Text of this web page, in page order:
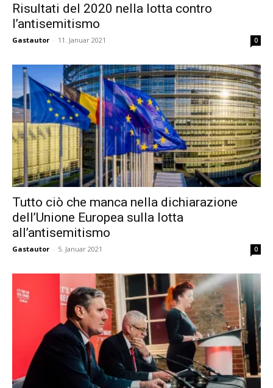
Risultati del 2020 nella lotta contro
l’antisemitismo
Gastautor - 11. Januar 2021 0
Tutto ciò che manca nella dichiarazione
dell’Unione Europea sulla lotta
all’antisemitismo
Gastautor - 5. Januar 2021 0